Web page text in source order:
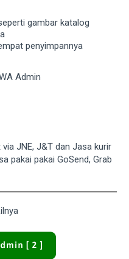
gambar katalog
penyimpannya
Admin
JNE, J&T dan Jasa kurir
pakai pakai GoSend, Grab